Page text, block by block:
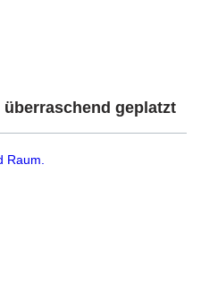
geplatzt